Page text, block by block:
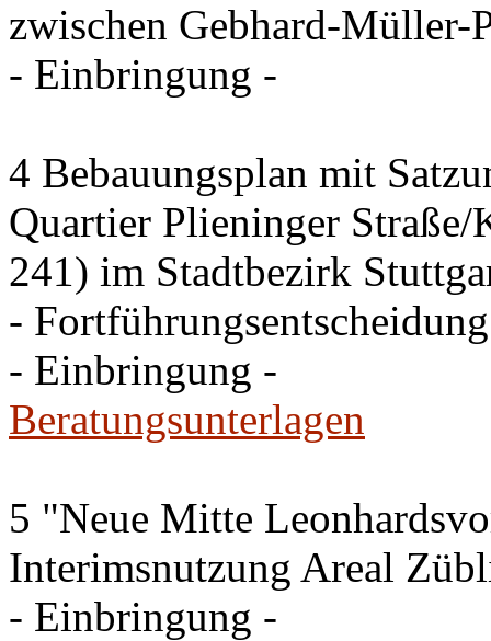
zwischen Gebhard-Müller-
- Einbringung -
4 Bebauungsplan mit
Quartier Plieninger
241) im Stadtbezirk
- Fortführungsentscheidung
- Einbringung -
Beratungsunterlagen
5 "Neue Mitte
Interimsnutzung Areal
- Einbringung -